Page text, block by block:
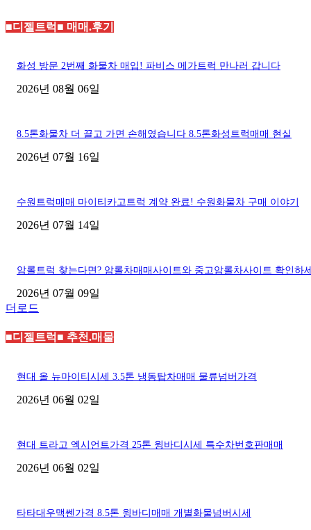
■디젤트럭■ 매매.후기
화성 방문 2번째 화물차 매입! 파비스 메가트럭 만나러 갑니다
2026년 08월 06일
8.5톤화물차 더 끌고 가면 손해였습니다 8.5톤화성트럭매매 현실
2026년 07월 16일
수원트럭매매 마이티카고트럭 계약 완료! 수원화물차 구매 이야기
2026년 07월 14일
암롤트럭 찾는다면? 암롤차매매사이트와 중고암롤차사이트 확인하
2026년 07월 09일
더로드
■디젤트럭■ 추천.매물
현대 올 뉴마이티시세 3.5톤 냉동탑차매매 물류넘버가격
2026년 06월 02일
현대 트라고 엑시언트가격 25톤 윙바디시세 특수차번호판매매
2026년 06월 02일
타타대우맥쎈가격 8.5톤 윙바디매매 개별화물넘버시세